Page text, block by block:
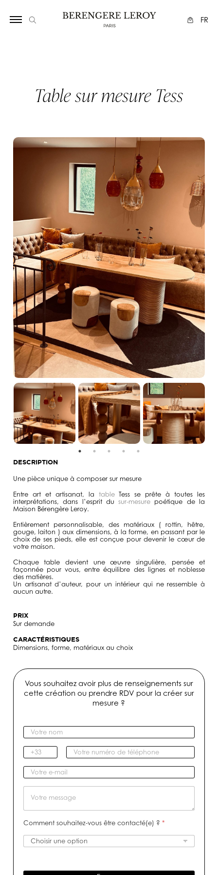
FR
Table sur mesure Tess
DESCRIPTION
Une pièce unique à composer sur mesure
Entre art et artisanat, la tableTess se prête à toutes les
interprétations, dans l’esprit dusur-mesure poétique de la
Maison Bérengère Leroy.
Entièrement personnalisable, des matériaux ( rottin, hêtre,
gouge, laiton ) aux dimensions, à la forme, en passant par le
choix de ses pieds, elle est conçue pour devenir le cœur de
votre maison.
Chaque table devient une œuvre singulière, pensée et
façonnée pour vous, entre équilibre des lignes et noblesse
des matières.
Un artisanat d’auteur, pour un intérieur qui ne ressemble à
aucun autre.
PRIX
Sur demande
CARACTÉRISTIQUES
Dimensions, forme, matériaux au choix
Vous souhaitez avoir plus de renseignements sur
cette création ou prendre RDV pour la créer sur
mesure ?
V
o
t
r
e
n
o
I
n
d
i
c
f
V
o
t
r
e
n
é
r
o
t
V
o
t
-
m
*
s
a
g
e
Comment souhaitez-vous être contacté(e) ? *